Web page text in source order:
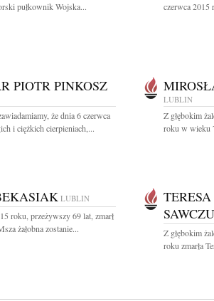
pułkownik Wojska...
czerwca 2015
PIOTR PINKOSZ
że dnia 6 czerwca
i ciężkich cierpieniach,...
LUBLIN
Z głębokim
roku w wieku
LUBLIN
roku, przeżywszy 69 lat, zmarł
żałobna zostanie...
Z głębokim
roku zmarła